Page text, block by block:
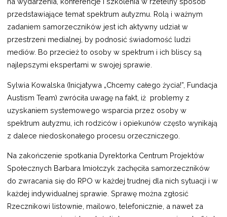
przedstawiające temat spektrum autyzmu. Rolą i ważnym
zadaniem samorzeczników jest ich aktywny udział w
przestrzeni medialnej, by podnosić świadomość ludzi
mediów. Bo przecież to osoby w spektrum i ich bliscy są
najlepszymi ekspertami w swojej sprawie.
Sylwia Kowalska (Inicjatywa „Chcemy całego życia!”, Fundacja
Austism Team) zwróciła uwagę na fakt, iż problemy z
uzyskaniem systemowego wsparcia przez osoby w
spektrum autyzmu, ich rodziców i opiekunów często wynikają
z dalece niedoskonałego procesu orzeczniczego.
Na zakończenie spotkania Dyrektorka Centrum Projektów
Społecznych Barbara Imiołczyk zachęciła samorzeczników
do zwracania się do RPO w każdej trudnej dla nich sytuacji i w
każdej indywidualnej sprawie. Sprawę można zgłosić
Rzecznikowi listownie, mailowo, telefonicznie, a nawet za